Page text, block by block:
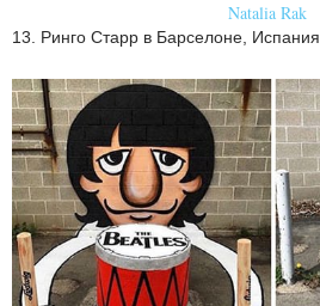
Natalia Rak
13. Ринго Старр в Барселоне, Испания